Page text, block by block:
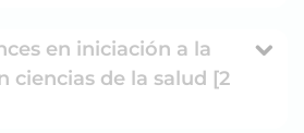
en iniciación a la
ciencias de la salud [2